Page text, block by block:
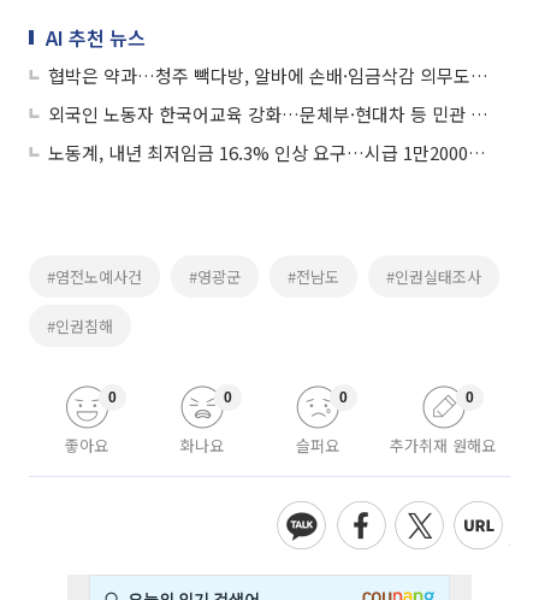
AI 추천 뉴스
협박은 약과…청주 빽다방, 알바에 손배·임금삭감 의무도 부과
외국인 노동자 한국어교육 강화…문체부·현대차 등 민관 협력 나서
노동계, 내년 최저임금 16.3% 인상 요구…시급 1만2000원 제시
#염전노예사건 #영광군 #전남도 #인권실태조사
#인권침해
좋아요
0
화나요
0
슬퍼요
0
추가취재 원해요
0